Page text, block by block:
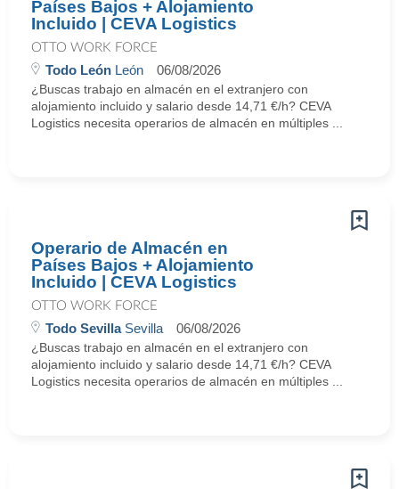
Países Bajos + Alojamiento
Incluido | CEVA Logistics
OTTO WORK FORCE
Todo León León 06/08/2026
¿Buscas trabajo en almacén en el extranjero con
alojamiento incluido y salario desde 14,71 €/h? CEVA
Logistics necesita operarios de almacén en múltiples ...
Operario de Almacén en
Países Bajos + Alojamiento
Incluido | CEVA Logistics
OTTO WORK FORCE
Todo SevillaSevilla 06/08/2026
¿Buscas trabajo en almacén en el extranjero con
alojamiento incluido y salario desde 14,71 €/h? CEVA
Logistics necesita operarios de almacén en múltiples ...